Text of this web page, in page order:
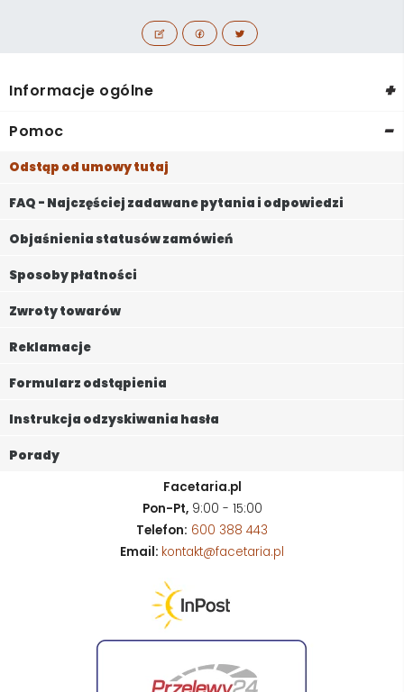
Informacje ogólne +
Pomoc -
Odstąp od umowy tutaj
FAQ - Najczęściej zadawane pytania i odpowiedzi
Objaśnienia statusów zamówień
Sposoby płatności
Zwroty towarów
Reklamacje
Formularz odstąpienia
Instrukcja odzyskiwania hasła
Porady
Facetaria.pl
Pon-Pt,9:00 - 15:00
Telefon: 600 388 443
Email: kontakt@facetaria.pl